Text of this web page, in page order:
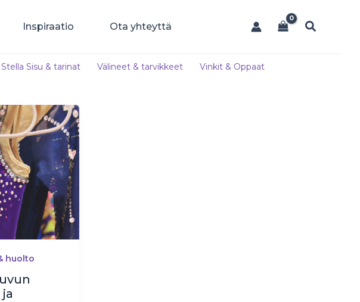
Inspiraatio Ota yhteyttä Hae
Stella Sisu & tarinat Välineet & tarvikkeet Vinkit & Oppaat
huolto